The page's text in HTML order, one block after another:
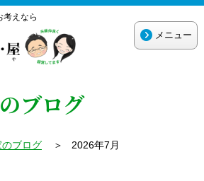
考えなら
メニュー
ブログ
ブログ＞ 2026年7月